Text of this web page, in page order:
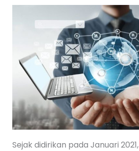
Sejak didirikan pada Januari 2021,